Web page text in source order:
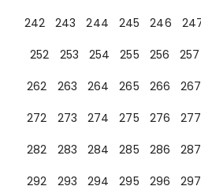
242
243 244 245 246
252
253 254 255 256 257
262
263 264 265 266 267
272
273 274 275 276 277
282
283 284 285 286 287
292
293 294 295 296 297